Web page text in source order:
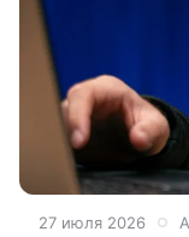
27 июля 2026